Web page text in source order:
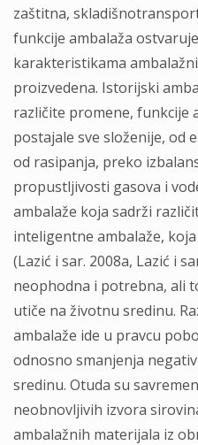
zaštitna,
funkcije ambalaža
karakteristikama
proizvedena. Istorijski
različite promene, funkcije
postajale sve složenije, od
od rasipanja, preko
propustljivosti gasova i
ambalaže koja sadrži
inteligentne ambalaže,
(Lazić i sar. 2008a, Lazić i
neophodna i potrebna, ali
utiče na životnu sredinu.
ambalaže ide u pravcu
odnosno smanjenja
sredinu. Otuda su
neobnovljivih izvora
ambalažnih materijala iz